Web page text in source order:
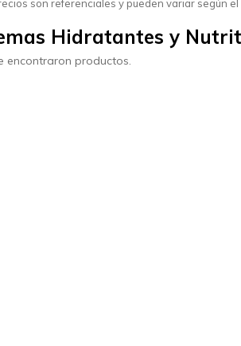
son referenciales y pueden variar según el
Hidratantes y
encontraron productos.